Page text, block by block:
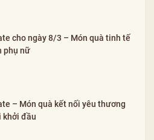
cho ngày 8/3 – Món quà tinh tế
phụ nữ
– Món quà kết nối yêu thương
khởi đầu